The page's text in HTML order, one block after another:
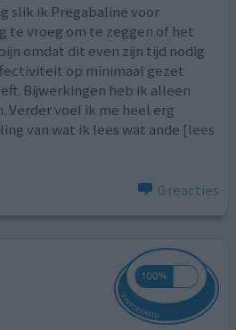
slik ik Pregabaline voor
te vroeg om te zeggen of het
omdat dit even zijn tijd nodig
op minimaal gezet
Bijwerkingen heb ik alleen
Verder voel ik me heel erg
van wat ik lees wat ande [lees
0 reacties